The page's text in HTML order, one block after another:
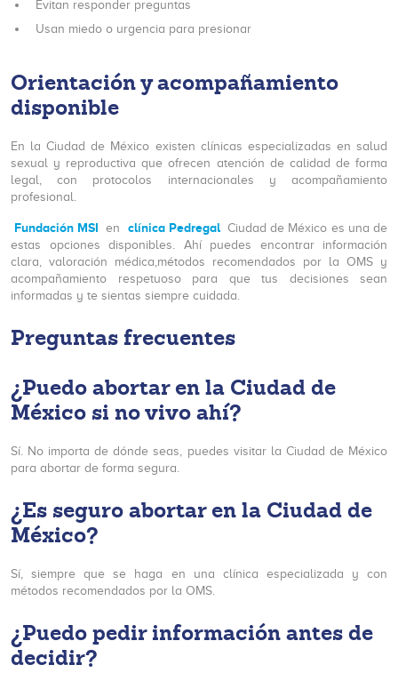
Evitan responder preguntas
Usan miedo o urgencia para presionar
Orientación y acompañamiento
disponible
En la Ciudad de México existen clínicas especializadas en salud
sexual y reproductiva que ofrecen atención de calidad de forma
legal, con protocolos internacionales y acompañamiento
profesional.
Fundación MSI en clínica Pedregal Ciudad de México es una de
estas opciones disponibles. Ahí puedes encontrar información
clara, valoración médica,métodos recomendados por la OMS y
acompañamiento respetuoso para que tus decisiones sean
informadas y te sientas siempre cuidada.
Preguntas frecuentes
¿Puedo abortar en la Ciudad de
México si no vivo ahí?
Sí. No importa de dónde seas, puedes visitar la Ciudad de México
para abortar de forma segura.
¿Es seguro abortar en la Ciudad de
México?
Sí, siempre que se haga en una clínica especializada y con
métodos recomendados por la OMS.
¿Puedo pedir información antes de
decidir?